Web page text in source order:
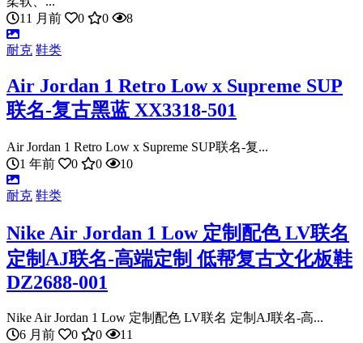
11 月前
0 0 8
耐克 鞋类
Air Jordan 1 Retro Low x Supreme SUP
联名-复古黑蓝 XX3318-501
Air Jordan 1 Retro Low x Supreme SUP联名-复...
1 年前
0 0 10
耐克 鞋类
Nike Air Jordan 1 Low 定制配色 LV联名
定制AJ联名-高端定制 低帮复古文化板鞋
DZ2688-001
Nike Air Jordan 1 Low 定制配色 LV联名 定制AJ联名-高...
6 月前
0 0 11